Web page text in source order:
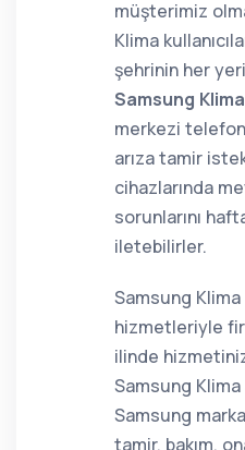
müşterimiz
Klima
şehrinin her
Samsung
merkezi
arıza tamir
cihazlarında
sorunlarını
iletebilirler.
Samsung
hizmetleriyle
ilinde
Samsung
Samsung
tamir, bakım,